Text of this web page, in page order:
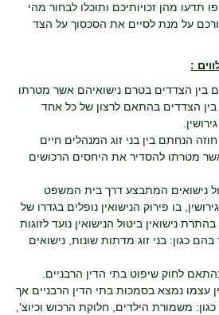
תדעו מהן זכויותיכם ותוכלו לבחור מהי
על מנת לסיים את הסכסוך על הצד
:
בין הצדדים בטרם נישואיהם אשר מטרתו
בין הצדדים בהתאם לרצון של כל אחד
הנחתם בין בני זוג המנהלים חיים
מטרתו להסדיר את היחסים הרכושים
נישואים המתבצע דרך בית המשפט
בו פירוק הנישואין נופלים בגדרו של
נישואין ביטול הנישואין נועד לזוגות
כגון: בני זוג מדתות שונות, נישואים
לחוק שיפוט בתי הדין הרבניים.
עצמו נמצא בסמכות בתי הדין הרבניים אך
משמורת הילדים, חלוקת הרכוש וכיוצ',